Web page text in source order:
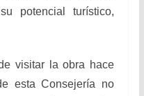
potencial turístico,
visitar la obra hace
esta Consejería no